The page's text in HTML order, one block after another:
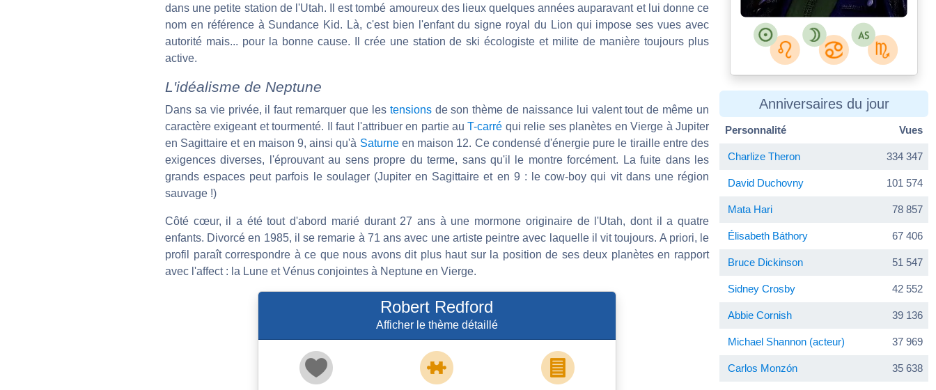
dans une petite station de l'Utah. Il est tombé amoureux des lieux quelques années auparavant et lui donne ce
nom en référence à Sundance Kid. Là, c'est bien l'enfant du signe royal du Lion qui impose ses vues avec
autorité mais... pour la bonne cause. Il crée une station de ski écologiste et milite de manière toujours plus
active.
L'idéalisme de Neptune
Dans sa vie privée, il faut remarquer que les tensionsde son thème de naissance lui valent tout de même un
caractère exigeant et tourmenté. Il faut l'attribuer en partie auT-carré qui relie ses planètes en Vierge à Jupiter
en Sagittaire et en maison 9, ainsi qu'à Saturneen maison 12. Ce condensé d'énergie pure le tiraille entre des
exigences diverses, l'éprouvant au sens propre du terme, sans qu'il le montre forcément. La fuite dans les
grands espaces peut parfois le soulager (Jupiter en Sagittaire et en 9 : le cow-boy qui vit dans une région
sauvage !)
Côté cœur, il a été tout d'abord marié durant 27 ans à une mormone originaire de l'Utah, dont il a quatre
enfants. Divorcé en 1985, il se remarie à 71 ans avec une artiste peintre avec laquelle il vit toujours. A priori, le
profil paraît correspondre à ce que nous avons dit plus haut sur la position de ses deux planètes en rapport
avec l'affect : la Lune et Vénus conjointes à Neptune en Vierge.
Robert Redford
Afficher le thème détaillé
Anniversaires du jour
Personnalité Vues
Charlize Theron 334 347
David Duchovny 101 574
Mata Hari 78 857
Élisabeth Báthory 67 406
Bruce Dickinson 51 547
Sidney Crosby 42 552
Abbie Cornish 39 136
Michael Shannon (acteur) 37 969
Carlos Monzón 35 638